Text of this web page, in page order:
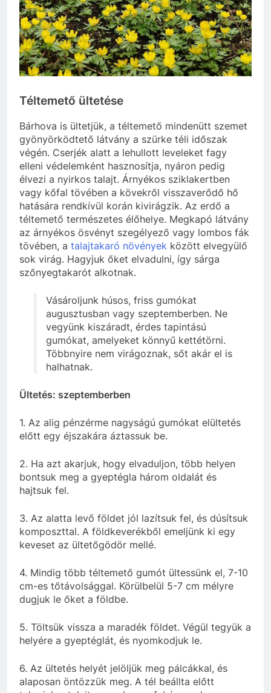
Téltemető ültetése
Bárhova is ültetjük, a téltemető mindenütt szemet
gyönyörködtető látvány a szürke téli időszak
végén. Cserjék alatt a lehullott leveleket fagy
elleni védelemként hasznosítja, nyáron pedig
élvezi a nyirkos talajt. Árnyékos sziklakertben
vagy kőfal tövében a kövekről visszaverődő hő
hatására rendkívül korán kivirágzik. Az erdő a
téltemető természetes élőhelye. Megkapó látvány
az árnyékos ösvényt szegélyező vagy lombos fák
tövében, a talajtakaró növények között elvegyülő
sok virág. Hagyjuk őket elvadulni, így sárga
szőnyegtakarót alkotnak.
Vásároljunk húsos, friss gumókat
augusztusban vagy szeptemberben. Ne
vegyünk kiszáradt, érdes tapintású
gumókat, amelyeket könnyű kettétörni.
Többnyire nem virágoznak, sőt akár el is
halhatnak.
Ültetés: szeptemberben
1. Az alig pénzérme nagyságú gumókat elültetés
előtt egy éjszakára áztassuk be.
2. Ha azt akarjuk, hogy elvaduljon, több helyen
bontsuk meg a gyeptégla három oldalát és
hajtsuk fel.
3. Az alatta levő földet jól lazítsuk fel, és dúsítsuk
komposzttal. A földkeverékből emeljünk ki egy
keveset az ültetőgödör mellé.
4. Mindig több téltemető gumót ültessünk el, 7-10
cm-es tőtávolsággal. Körülbelül 5-7 cm mélyre
dugjuk le őket a földbe.
5. Töltsük vissza a maradék földet. Végül tegyük a
helyére a gyeptéglát, és nyomkodjuk le.
6. Az ültetés helyét jelöljük meg pálcákkal, és
alaposan öntözzük meg. A tél beállta előtt